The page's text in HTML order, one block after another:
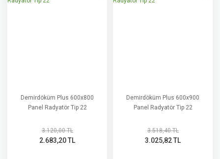
Demirdöküm Plus 600x800
Panel Radyatör Tip 22
3.120,00 TL
2.683,20 TL
Demirdöküm Plus 600x900
Panel Radyatör Tip 22
3.518,40 TL
3.025,82 TL